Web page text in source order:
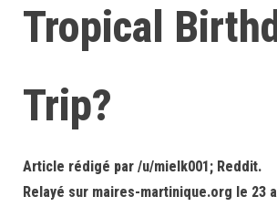
Tropical
Trip?
Article rédigé par /u/mielk001; Reddit.
Relayé sur maires-martinique.org le 23